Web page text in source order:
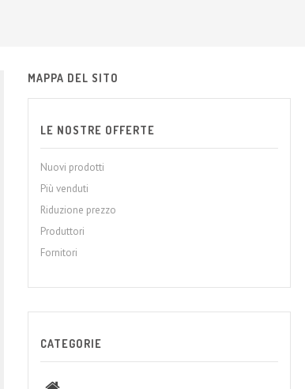
MAPPA DEL SITO
LE NOSTRE OFFERTE
Nuovi prodotti
Più venduti
Riduzione prezzo
Produttori
Fornitori
CATEGORIE